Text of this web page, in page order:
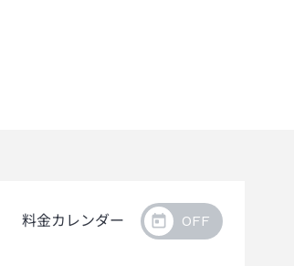
料金カレンダー